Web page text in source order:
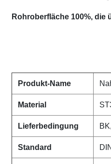
Rohroberfläche 100%, die
Produkt-Name
Material
Lieferbedingung
Standard